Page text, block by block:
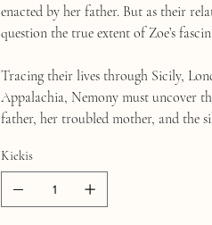
enacted by her father. But as their
question the true extent of Zoe’s
Tracing their lives through Sicily,
Appalachia, Nemony must uncover
father, her troubled mother, and the
Kiekis